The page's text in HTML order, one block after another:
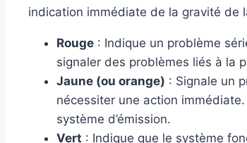
indication immédiate de la gravité de
Rouge : Indique un problème
signaler des problèmes liés à la
Jaune (ou orange) : Signale un
nécessiter une action
système d’émission.
Vert : Indique que le système